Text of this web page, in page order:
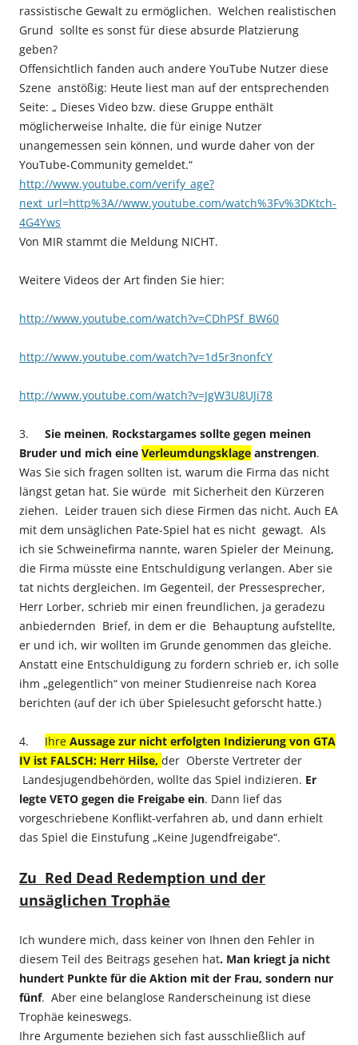
rassistische Gewalt zu ermöglichen. Welchen realistischen
Grund sollte es sonst für diese absurde Platzierung
geben?
Offensichtlich fanden auch andere YouTube Nutzer diese
Szene anstößig: Heute liest man auf der entsprechenden
Seite: „ Dieses Video bzw. diese Gruppe enthält
möglicherweise Inhalte, die für einige Nutzer
unangemessen sein können, und wurde daher von der
YouTube-Community gemeldet.“
http://www.youtube.com/verify_age?
next_url=http%3A//www.youtube.com/watch%3Fv%3DKtch-
4G4Yws
Von MIR stammt die Meldung NICHT.
Weitere Videos der Art finden Sie hier:
http://www.youtube.com/watch?v=CDhPSf_BW60
http://www.youtube.com/watch?v=1d5r3nonfcY
http://www.youtube.com/watch?v=JgW3U8UJi78
3. Sie meinen, Rockstargames sollte gegen meinen
Bruder und mich eine Verleumdungsklage anstrengen.
Was Sie sich fragen sollten ist, warum die Firma das nicht
längst getan hat. Sie würde mit Sicherheit den Kürzeren
ziehen. Leider trauen sich diese Firmen das nicht. Auch EA
mit dem unsäglichen Pate-Spiel hat es nicht gewagt. Als
ich sie Schweinefirma nannte, waren Spieler der Meinung,
die Firma müsste eine Entschuldigung verlangen. Aber sie
tat nichts dergleichen. Im Gegenteil, der Pressesprecher,
Herr Lorber, schrieb mir einen freundlichen, ja geradezu
anbiedernden Brief, in dem er die Behauptung aufstellte,
er und ich, wir wollten im Grunde genommen das gleiche.
Anstatt eine Entschuldigung zu fordern schrieb er, ich solle
ihm „gelegentlich“ von meiner Studienreise nach Korea
berichten (auf der ich über Spielesucht geforscht hatte.)
4. Ihre Aussage zur nicht erfolgten Indizierung von GTA
IV ist FALSCH: Herr Hilse, der Oberste Vertreter der
Landesjugendbehörden, wollte das Spiel indizieren. Er
legte VETO gegen die Freigabe ein. Dann lief das
vorgeschriebene Konflikt-verfahren ab, und dann erhielt
das Spiel die Einstufung „Keine Jugendfreigabe“.
Zu Red Dead Redemption und der
unsäglichen Trophäe
Ich wundere mich, dass keiner von Ihnen den Fehler in
diesem Teil des Beitrags gesehen hat. Man kriegt ja nicht
hundert Punkte für die Aktion mit der Frau, sondern nur
fünf. Aber eine belanglose Randerscheinung ist diese
Trophäe keineswegs.
Ihre Argumente beziehen sich fast ausschließlich auf